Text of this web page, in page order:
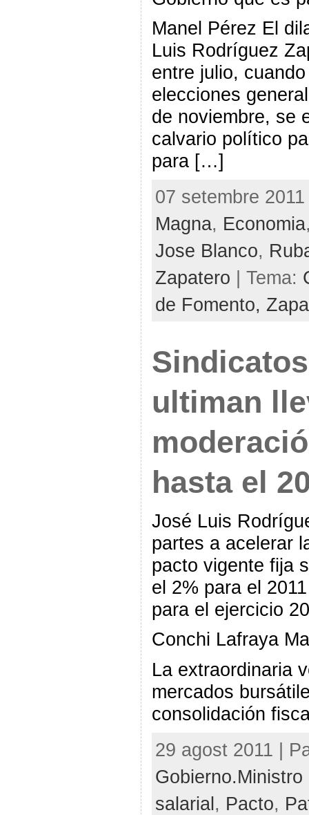
Manel Pérez El
Luis Rodríguez
entre julio,
elecciones
de noviembre, se
calvario político
para […]
07 setembre
Magna, Economia
Jose Blanco,
Zapatero | Tema:
de Fomento,
ultiman
hasta el
José Luis
partes a acelerar
pacto vigente fija
el 2% para el
para el ejercicio
Conchi Lafraya
La extraordinaria
mercados
consolidación
29 agost 2011 |
salarial, Pacto,